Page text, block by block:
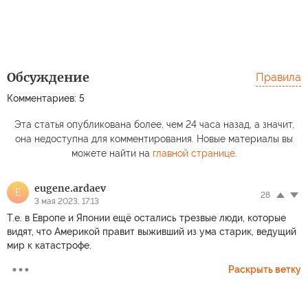
Обсуждение
Комментариев: 5
Правила
Эта статья опубликована более, чем 24 часа назад, а значит,
она недоступна для комментирования. Новые материалы вы
можете найти на главной странице.
E eugene.ardaev
3 мая 2023, 17:13
28
Т.е. в Европе и Японии ещё остались трезвые люди, которые
видят, что Америкой правит выживший из ума старик, ведущий
мир к катастрофе.
Раскрыть ветку